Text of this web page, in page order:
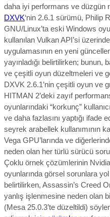
daha iyi performans ve düzgün
DXVK‘nin 2.6.1 sürümü, Philip
GNU/Linux’ta eski Windows
kullanılan Vulkan API’si
uygulamasının en yeni
yayınladığı belirtilirken; bunun,
ve çeşitli oyun düzeltmeleri ve
DXVK 2.6.1’nin çeşitli oyun ve
HITMAN 2’deki zayıf
oyunlarındaki “korkunç”
ve daha fazlasını yaptığı ifade
seyrek arabellek kullanımının
Vega GPU’larında ve
neden olan her türlü sürücü
Çoklu örnek çözümlerinin
oyunlarında görsel sorunlara
belirtilirken, Assassin’s Creed
yanlış işlenmesine neden olan
(Mesa 25.0.3’te düzeltildi)